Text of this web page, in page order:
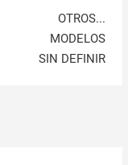
OTROS...
MODELOS
SIN DEFINIR